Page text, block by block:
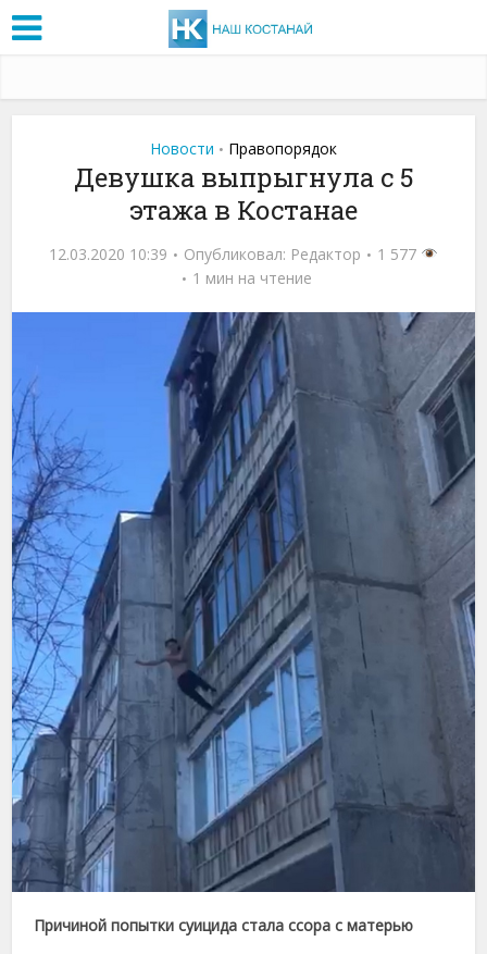
Новости • Правопорядок
Девушка выпрыгнула с 5
этажа в Костанае
12.03.2020 10:39 Опубликовал: Редактор
1 577
1 мин на чтение
Причиной попытки суицида стала ссора с матерью